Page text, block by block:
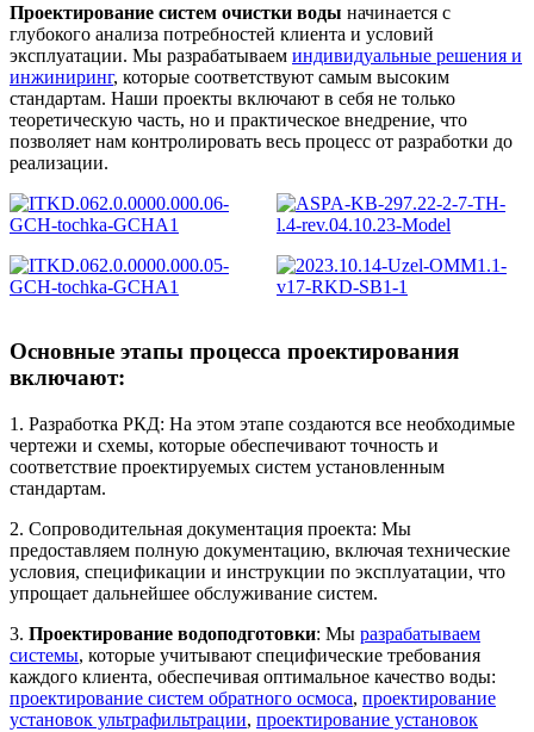
Проектирование систем очистки воды начинается с
глубокого анализа потребностей клиента и условий
эксплуатации. Мы разрабатываем индивидуальные решения и
инжиниринг, которые соответствуют самым высоким
стандартам. Наши проекты включают в себя не только
теоретическую часть, но и практическое внедрение, что
позволяет нам контролировать весь процесс от разработки до
реализации.
Основные этапы процесса проектирования
включают:
1. Разработка РКД: На этом этапе создаются все необходимые
чертежи и схемы, которые обеспечивают точность и
соответствие проектируемых систем установленным
стандартам.
2. Сопроводительная документация проекта: Мы
предоставляем полную документацию, включая технические
условия, спецификации и инструкции по эксплуатации, что
упрощает дальнейшее обслуживание систем.
3. Проектирование водоподготовки: Мы разрабатываем
системы, которые учитывают специфические требования
каждого клиента, обеспечивая оптимальное качество воды:
проектирование систем обратного осмоса, проектирование
установок ультрафильтрации, проектирование установок